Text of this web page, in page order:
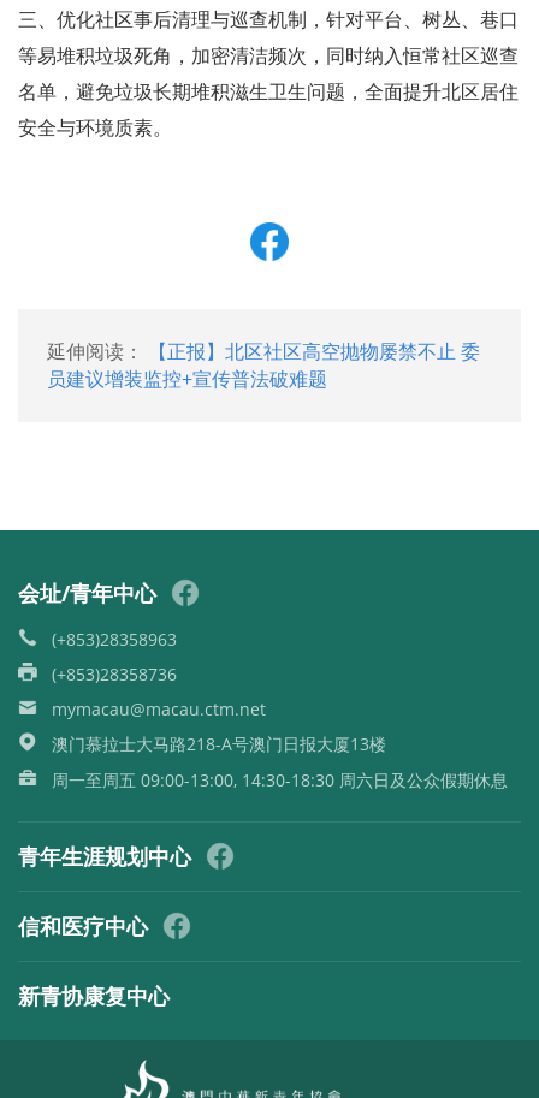
三、优化社区事后清理与巡查机制，针对平台、树丛、巷口
等易堆积垃圾死角，加密清洁频次，同时纳入恒常社区巡查
名单，避免垃圾长期堆积滋生卫生问题，全面提升北区居住
安全与环境质素。
延伸阅读：
【正报】北区社区高空抛物屡禁不止 委
员建议增装监控+宣传普法破难题
会址/青年中心
(+853)28358963
(+853)28358736
mymacau@macau.ctm.net
澳门慕拉士大马路218-A号澳门日报大厦13楼
周一至周五 09:00-13:00, 14:30-18:30 周六日及公众假期休息
青年生涯规划中心
信和医疗中心
新青协康复中心